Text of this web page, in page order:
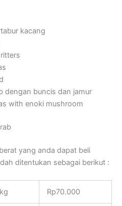
kacang
dengan buncis dan jamur
with enoki mushroom
yang anda dapat beli
ditentukan sebagai berikut :
Rp70.000